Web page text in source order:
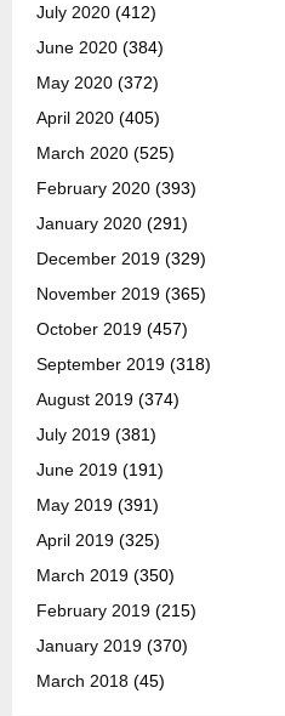
July 2020 (412)
June 2020 (384)
May 2020 (372)
April 2020 (405)
March 2020 (525)
February 2020 (393)
January 2020 (291)
December 2019 (329)
November 2019 (365)
October 2019 (457)
September 2019 (318)
August 2019 (374)
July 2019 (381)
June 2019 (191)
May 2019 (391)
April 2019 (325)
March 2019 (350)
February 2019 (215)
January 2019 (370)
March 2018 (45)